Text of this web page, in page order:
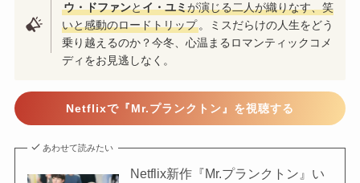
ウ・ドファンとイ・ユミが演じる二人が織りなす、笑
いと感動のロードトリップ。ミスだらけの人生をどう
乗り越えるのか？今冬、心温まるロマンティックコメ
ディをお見逃しなく。
Netflixで『Mr.プランクトン』を視聴する
あわせて読みたい
Netflix新作『Mr.プランクトン』い